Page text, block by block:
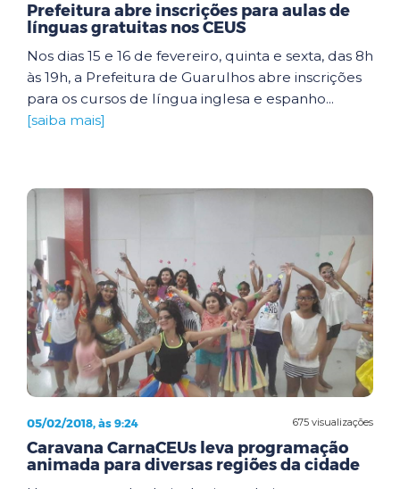
Prefeitura abre inscrições para aulas de
línguas gratuitas nos CEUS
Nos dias 15 e 16 de fevereiro, quinta e sexta, das 8h
às 19h, a Prefeitura de Guarulhos abre inscrições
para os cursos de língua inglesa e espanho...
[saiba mais]
675 visualizações
05/02/2018, às 9:24
Caravana CarnaCEUs leva programação
animada para diversas regiões da cidade